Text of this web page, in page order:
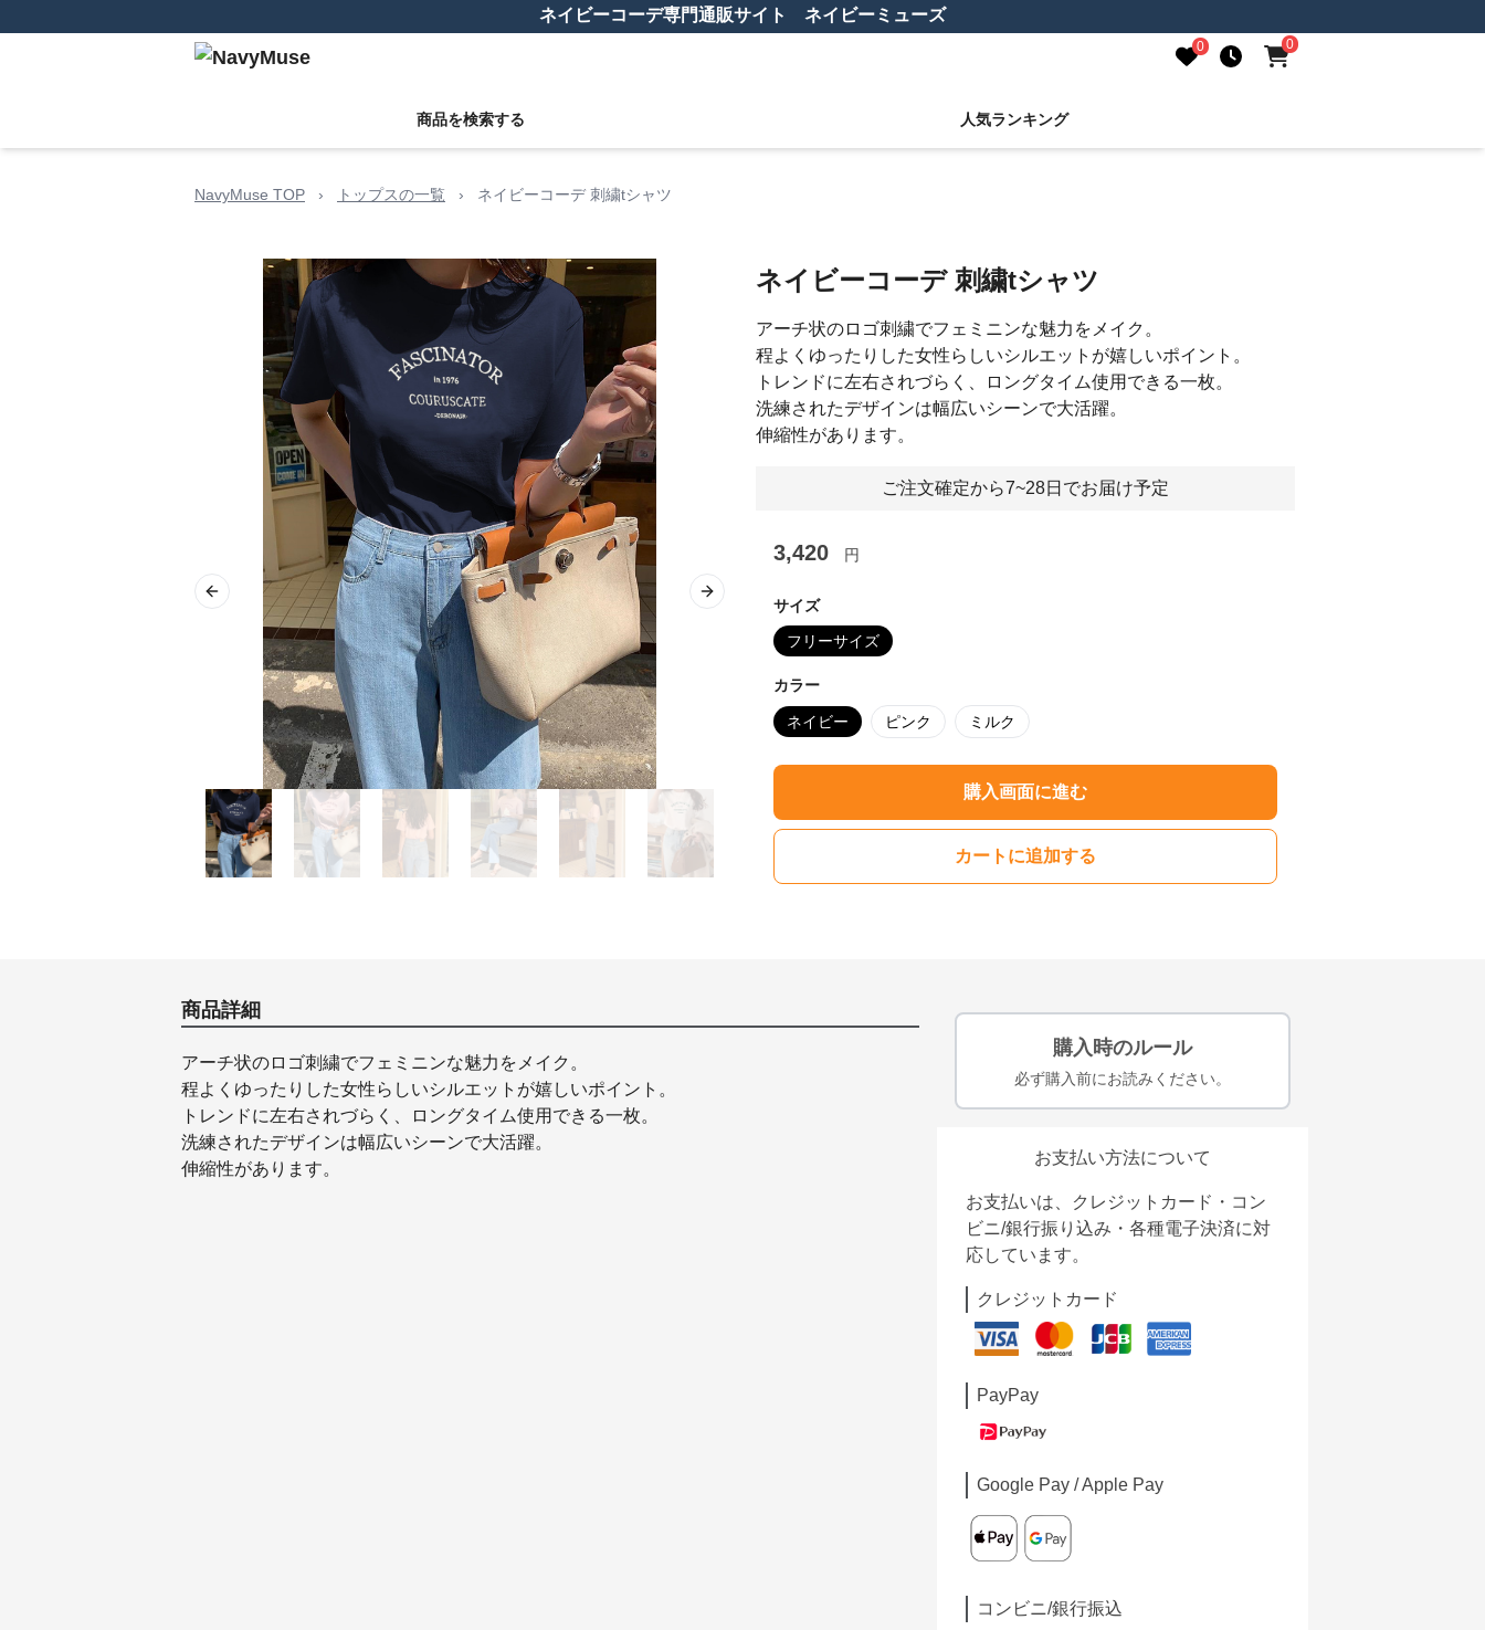
ネイビーコーデ専門通販サイト ネイビーミューズ
0 0
商品を検索する 人気ランキング
NavyMuse TOP › トップスの一覧 › ネイビーコーデ 刺繍tシャツ
Previous slide Next slide
ネイビーコーデ 刺繍tシャツ
アーチ状のロゴ刺繍でフェミニンな魅力をメイク。
程よくゆったりした女性らしいシルエットが嬉しいポイント。
トレンドに左右されづらく、ロングタイム使用できる一枚。
洗練されたデザインは幅広いシーンで大活躍。
伸縮性があります。
ご注文確定から7~28日でお届け予定
3,420 円
サイズ
フリーサイズ
カラー
ネイビー ピンク ミルク
購入画面に進む
カートに追加する
商品詳細
アーチ状のロゴ刺繍でフェミニンな魅力をメイク。
程よくゆったりした女性らしいシルエットが嬉しいポイント。
トレンドに左右されづらく、ロングタイム使用できる一枚。
洗練されたデザインは幅広いシーンで大活躍。
伸縮性があります。
購入時のルール
必ず購入前にお読みください。
お支払い方法について
お支払いは、クレジットカード・コン
ビニ/銀行振り込み・各種電子決済に対
応しています。
クレジットカード
PayPay
Google Pay / Apple Pay
コンビニ/銀行振込